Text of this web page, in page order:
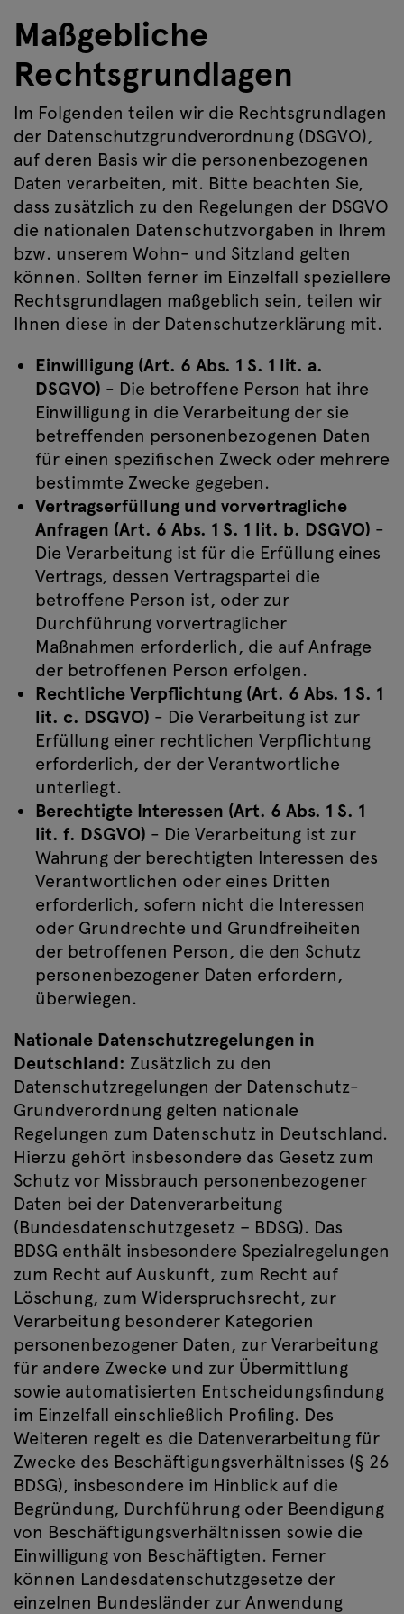
Maßgebliche
Rechtsgrundlagen
Im Folgenden teilen wir die Rechtsgrundlagen
der Datenschutzgrundverordnung (DSGVO),
auf deren Basis wir die personenbezogenen
Daten verarbeiten, mit. Bitte beachten Sie,
dass zusätzlich zu den Regelungen der DSGVO
die nationalen Datenschutzvorgaben in Ihrem
bzw. unserem Wohn- und Sitzland gelten
können. Sollten ferner im Einzelfall speziellere
Rechtsgrundlagen maßgeblich sein, teilen wir
Ihnen diese in der Datenschutzerklärung mit.
Einwilligung (Art. 6 Abs. 1 S. 1 lit. a.
DSGVO) - Die betroffene Person hat ihre
Einwilligung in die Verarbeitung der sie
betreffenden personenbezogenen Daten
für einen spezifischen Zweck oder mehrere
bestimmte Zwecke gegeben.
Vertragserfüllung und vorvertragliche
Anfragen (Art. 6 Abs. 1 S. 1 lit. b. DSGVO) -
Die Verarbeitung ist für die Erfüllung eines
Vertrags, dessen Vertragspartei die
betroffene Person ist, oder zur
Durchführung vorvertraglicher
Maßnahmen erforderlich, die auf Anfrage
der betroffenen Person erfolgen.
Rechtliche Verpflichtung (Art. 6 Abs. 1 S. 1
lit. c. DSGVO) - Die Verarbeitung ist zur
Erfüllung einer rechtlichen Verpflichtung
erforderlich, der der Verantwortliche
unterliegt.
Berechtigte Interessen (Art. 6 Abs. 1 S. 1
lit. f. DSGVO) - Die Verarbeitung ist zur
Wahrung der berechtigten Interessen des
Verantwortlichen oder eines Dritten
erforderlich, sofern nicht die Interessen
oder Grundrechte und Grundfreiheiten
der betroffenen Person, die den Schutz
personenbezogener Daten erfordern,
überwiegen.
Nationale Datenschutzregelungen in
Deutschland: Zusätzlich zu den
Datenschutzregelungen der Datenschutz-
Grundverordnung gelten nationale
Regelungen zum Datenschutz in Deutschland.
Hierzu gehört insbesondere das Gesetz zum
Schutz vor Missbrauch personenbezogener
Daten bei der Datenverarbeitung
(Bundesdatenschutzgesetz – BDSG). Das
BDSG enthält insbesondere Spezialregelungen
zum Recht auf Auskunft, zum Recht auf
Löschung, zum Widerspruchsrecht, zur
Verarbeitung besonderer Kategorien
personenbezogener Daten, zur Verarbeitung
für andere Zwecke und zur Übermittlung
sowie automatisierten Entscheidungsfindung
im Einzelfall einschließlich Profiling. Des
Weiteren regelt es die Datenverarbeitung für
Zwecke des Beschäftigungsverhältnisses (§ 26
BDSG), insbesondere im Hinblick auf die
Begründung, Durchführung oder Beendigung
von Beschäftigungsverhältnissen sowie die
Einwilligung von Beschäftigten. Ferner
können Landesdatenschutzgesetze der
einzelnen Bundesländer zur Anwendung